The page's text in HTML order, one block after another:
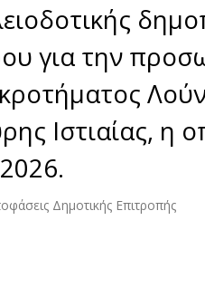
για την
Ιστιαίας, η
Δημοτικής Επιτροπής